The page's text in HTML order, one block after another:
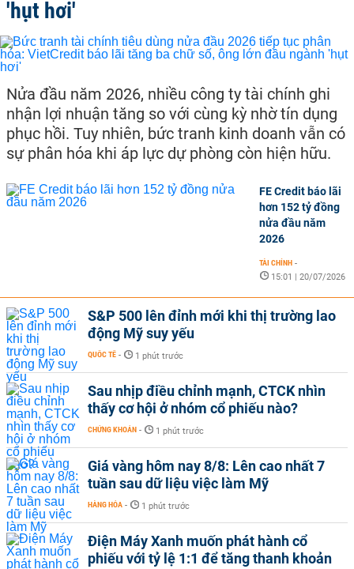
'hụt hơi'
Nửa đầu năm 2026, nhiều công ty tài chính ghi
nhận lợi nhuận tăng so với cùng kỳ nhờ tín dụng
phục hồi. Tuy nhiên, bức tranh kinh doanh vẫn có
sự phân hóa khi áp lực dự phòng còn hiện hữu.
FE Credit báo lãi
hơn 152 tỷ đồng
nửa đầu năm
2026
TÀI CHÍNH -
15:01 | 20/07/2026
S&P 500 lên đỉnh mới khi thị trường lao
động Mỹ suy yếu
QUỐC TẾ - 1 phút trước
Sau nhịp điều chỉnh mạnh, CTCK nhìn
thấy cơ hội ở nhóm cổ phiếu nào?
CHỨNG KHOÁN - 1 phút trước
Giá vàng hôm nay 8/8: Lên cao nhất 7
tuần sau dữ liệu việc làm Mỹ
HÀNG HÓA - 1 phút trước
Điện Máy Xanh muốn phát hành cổ
phiếu với tỷ lệ 1:1 để tăng thanh khoản